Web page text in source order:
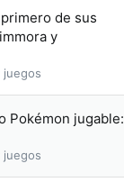
de sus
y
juegos
Pokémon jugable:
juegos